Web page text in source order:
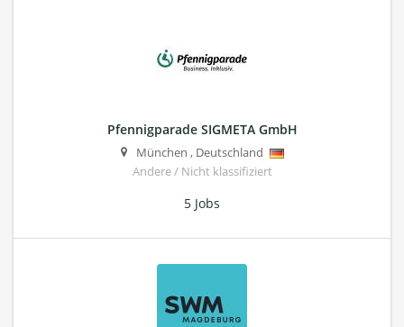
Pfennigparade SIGMETA GmbH
München , Deutschland
Andere / Nicht klassifiziert
5 Jobs